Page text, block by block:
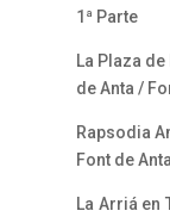
1ª Parte
La
de Anta /
Font de
La